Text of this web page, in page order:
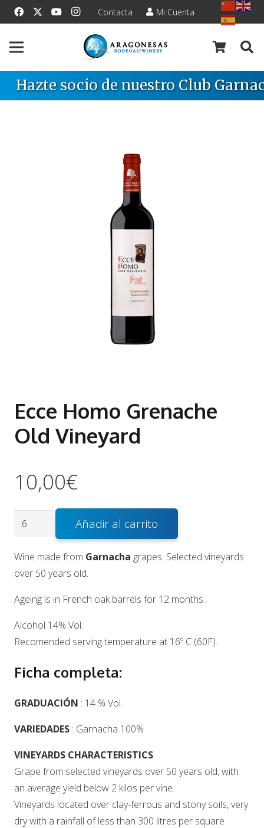
Contacta Mi Cuenta
Hazte socio de nuestro Club
Ecce Homo Grenache
Old Vineyard
10,00€
Ecce
Grenache
cantidad
Añadir al carrito
Wine made from Garnacha grapes. Selected vineyards
over 50 years old.
Ageing is in French oak barrels for 12 months.
Alcohol 14% Vol.
Recomended serving temperature at 16º C (60F).
Ficha completa:
GRADUACIÓN : 14 % Vol.
VARIEDADES : Garnacha 100%
VINEYARDS CHARACTERISTICS
Grape from selected vineyards over 50 years old, with
an average yield below 2 kilos per vine.
Vineyards located over clay-ferrous and stony soils, very
dry with a rainfall of less than 300 litres per square